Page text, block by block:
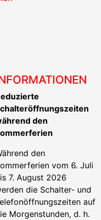
den
den
vom 6. Juli
7. August 2026
die Schalter- und
auf
Morgenstunden, d. h.